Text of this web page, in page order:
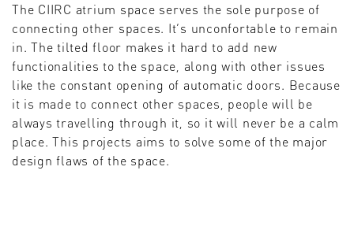
The CIIRC atrium space serves the sole purpose of
connecting other spaces. It’s unconfortable to remain
in. The tilted floor makes it hard to add new
functionalities to the space, along with other issues
like the constant opening of automatic doors. Because
it is made to connect other spaces, people will be
always travelling through it, so it will never be a calm
place. This projects aims to solve some of the major
design flaws of the space.